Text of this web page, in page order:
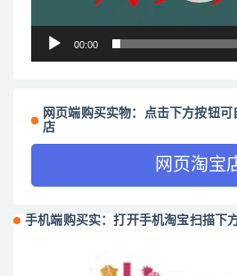
00:00
网页端购买实物：点击下方按钮
店
网页淘宝
手机端购买实：打开手机淘宝扫描下